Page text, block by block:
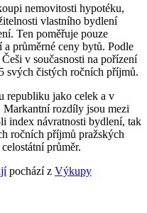
nemovitosti hypotéku,
vlastního bydlení
Ten poměřuje pouze
průměrné ceny bytů. Podle
v současnosti na pořízení
svých čistých ročních příjmů.
republiku jako celek a v
rozdíly jsou mezi
index návratnosti bydlení, tak
ročních příjmů pražských
průměr.
pochází z Výkupy